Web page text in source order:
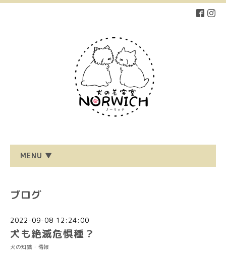
MENU ▼
ブログ
2022-09-08 12:24:00
犬も絶滅危惧種？
犬の知識・情報